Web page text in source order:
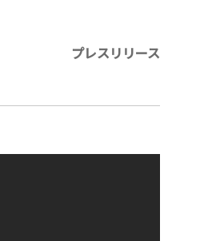
プレスリリース